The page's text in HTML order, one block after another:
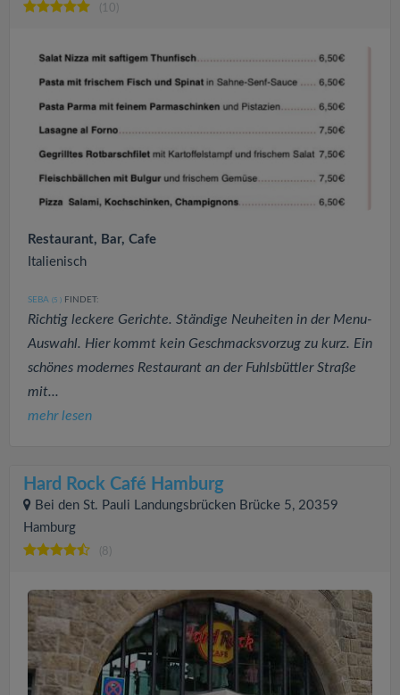
(10)
Restaurant, Bar, Cafe
Italienisch
SEBA (5 ) FINDET:
Richtig leckere Gerichte. Ständige Neuheiten in der Menu-
Auswahl. Hier kommt kein Geschmacksvorzug zu kurz. Ein
schönes modernes Restaurant an der Fuhlsbüttler Straße
mit...
mehr lesen
Hard Rock Café Hamburg
Bei den St. Pauli Landungsbrücken Brücke 5, 20359
Hamburg
(8)